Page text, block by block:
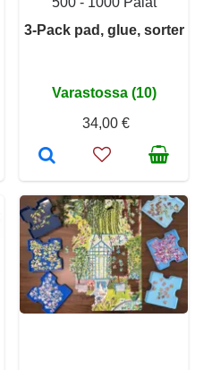
3-Pack pad, glue, sorter
Varastossa (10)
34,00 €